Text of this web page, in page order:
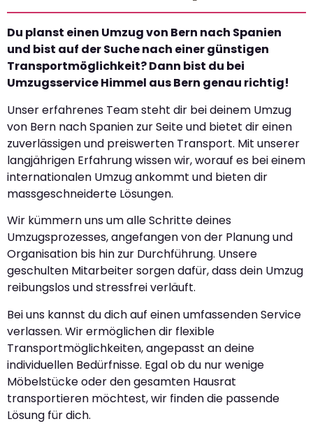
Du planst einen Umzug von Bern nach Spanien
und bist auf der Suche nach einer günstigen
Transportmöglichkeit? Dann bist du bei
Umzugsservice Himmel aus Bern genau richtig!
Unser erfahrenes Team steht dir bei deinem Umzug
von Bern nach Spanien zur Seite und bietet dir einen
zuverlässigen und preiswerten Transport. Mit unserer
langjährigen Erfahrung wissen wir, worauf es bei einem
internationalen Umzug ankommt und bieten dir
massgeschneiderte Lösungen.
Wir kümmern uns um alle Schritte deines
Umzugsprozesses, angefangen von der Planung und
Organisation bis hin zur Durchführung. Unsere
geschulten Mitarbeiter sorgen dafür, dass dein Umzug
reibungslos und stressfrei verläuft.
Bei uns kannst du dich auf einen umfassenden Service
verlassen. Wir ermöglichen dir flexible
Transportmöglichkeiten, angepasst an deine
individuellen Bedürfnisse. Egal ob du nur wenige
Möbelstücke oder den gesamten Hausrat
transportieren möchtest, wir finden die passende
Lösung für dich.